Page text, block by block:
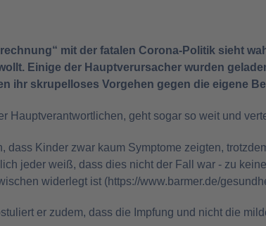
mit der fatalen Corona-Politik sieht
Einige der Hauptverursacher wurden
ihr skrupelloses Vorgehen gegen die eigene
Hauptverantwortlichen, geht sogar so weit und
dass Kinder zwar kaum Symptome zeigten,
jeder weiß, dass dies nicht der Fall war - zu
widerlegt ist (https://www.barmer.de/
er zudem, dass die Impfung und nicht die